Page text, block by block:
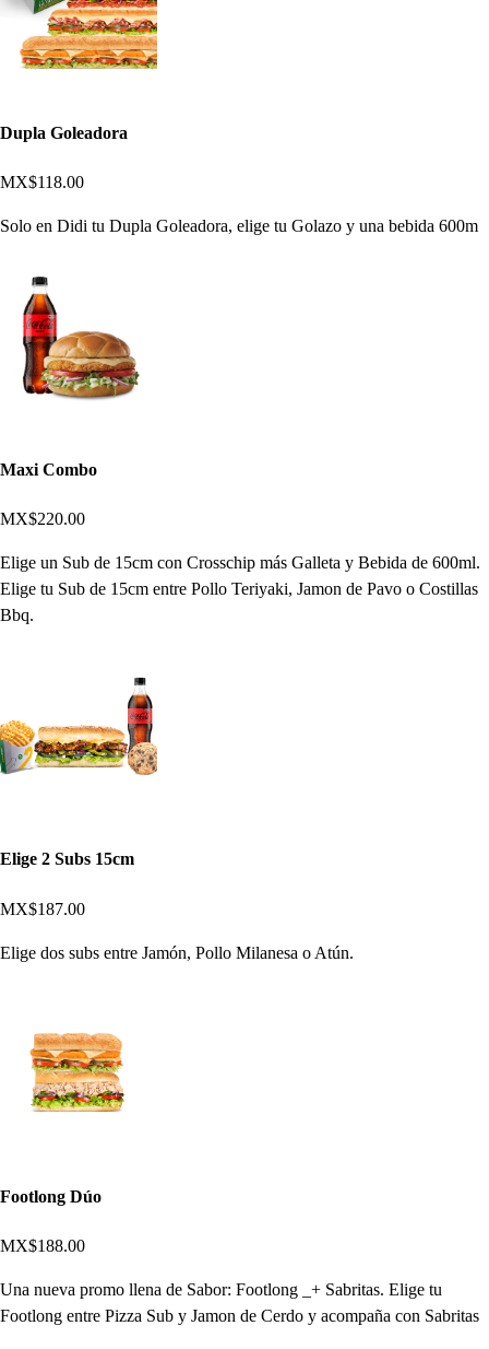
Dupla Goleadora
MX$118.00
Solo en Didi tu Dupla Goleadora, elige tu Golazo y una bebida 600m
Maxi Combo
MX$220.00
Elige un Sub de 15cm con Crosschip más Galleta y Bebida de 600ml.
Elige tu Sub de 15cm entre Pollo Teriyaki, Jamon de Pavo o Costillas
Bbq.
Elige 2 Subs 15cm
MX$187.00
Elige dos subs entre Jamón, Pollo Milanesa o Atún.
Footlong Dúo
MX$188.00
Una nueva promo llena de Sabor: Footlong _+ Sabritas. Elige tu
Footlong entre Pizza Sub y Jamon de Cerdo y acompaña con Sabritas